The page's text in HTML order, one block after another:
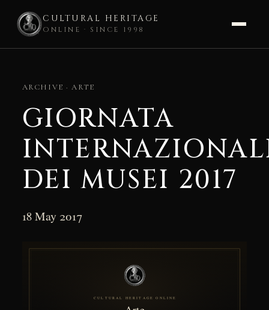
CULTURAL HERITAGE
ONLINE · SINCE 1998
contentARCHIVE · ARTE
GIORNATA
DEI MUSEI 2017
18 May 2017